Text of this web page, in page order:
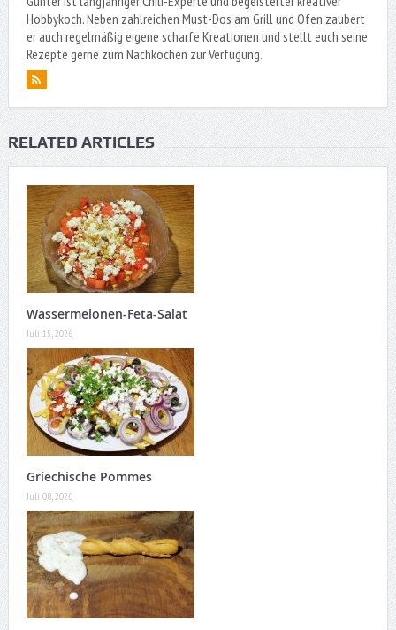
Hobbykoch. Neben zahlreichen Must-Dos am Grill und Ofen zaubert
er auch regelmäßig eigene scharfe Kreationen und stellt euch seine
Rezepte gerne zum Nachkochen zur Verfügung.
RELATED ARTICLES
Wassermelonen-Feta-Salat
Juli 15, 2026
Griechische Pommes
Juli 08, 2026